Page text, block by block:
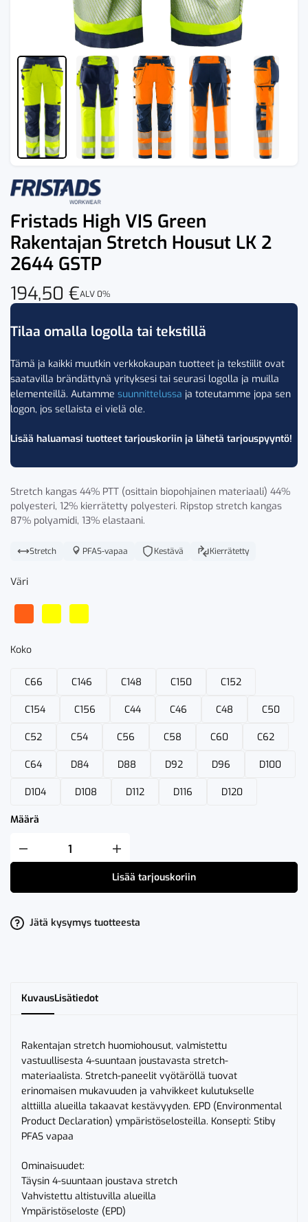
Fristads High VIS Green
Rakentajan Stretch Housut LK 2
2644 GSTP
194,50 €ALV 0%
Tilaa omalla logolla tai tekstillä
Tämä ja kaikki muutkin verkkokaupan tuotteet ja tekstiilit ovat
saatavilla brändättynä yrityksesi tai seurasi logolla ja muilla
elementeillä. Autamme suunnittelussa ja toteutamme jopa sen
logon, jos sellaista ei vielä ole.
Lisää haluamasi tuotteet tarjouskoriin ja lähetä tarjouspyyntö!
Stretch kangas 44% PTT (osittain biopohjainen materiaali) 44%
polyesteri, 12% kierrätetty polyesteri. Ripstop stretch kangas
87% polyamidi, 13% elastaani.
Stretch PFAS-vapaa Kestävä Kierrätetty
Väri
Koko
C66 C146 C148 C150 C152
C154 C156 C44 C46 C48 C50
C52 C54 C56 C58 C60 C62
C64 D84 D88 D92 D96 D100
D104 D108 D112 D116 D120
Määrä
Fristads
High
Rakentajan
LK
2
Lisää tarjouskoriin
Jätä kysymys tuotteesta
KuvausLisätiedot
Rakentajan stretch huomiohousut, valmistettu
vastuullisesta 4-suuntaan joustavasta stretch-
materiaalista. Stretch-paneelit vyötäröllä tuovat
erinomaisen mukavuuden ja vahvikkeet kulutukselle
alttiilla alueilla takaavat kestävyyden. EPD (Environmental
Product Declaration) ympäristöselosteilla. Konsepti: Stiby
PFAS vapaa
Ominaisuudet:
Täysin 4-suuntaan joustava stretch
Vahvistettu altistuvilla alueilla
Ympäristöseloste (EPD)